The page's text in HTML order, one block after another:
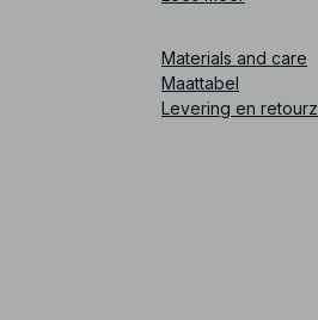
product kan op
Vermijd contact
jeans komt in licht
Materials and care
Maattabel
Levering en